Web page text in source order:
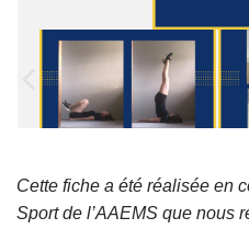
Cette fiche a été réalisée en
Sport de l’AAEMS que nous